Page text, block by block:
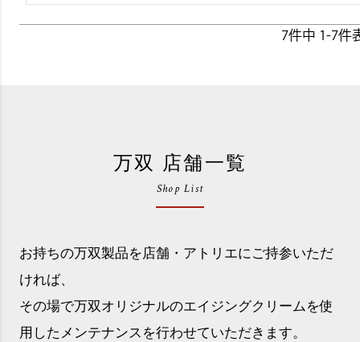
7件中 1-7件
万双 店舗一覧
Shop List
お持ちの万双製品を店舗・アトリエにご持参いただ
ければ、
その場で万双オリジナルのエイジングクリームを使
用したメンテナンスを行わせていただきます。